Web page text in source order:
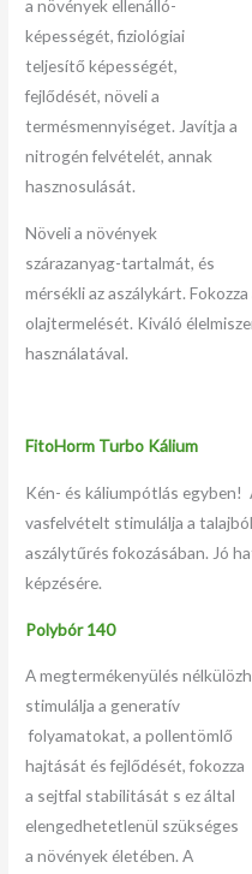
a növények ellenálló-
képességét, fiziológiai
teljesítő képességét,
fejlődését, növeli a
termésmennyiséget. Javítja a
nitrogén felvételét, annak
hasznosulását.
Növeli a növények
szárazanyag-tartalmát, és
mérsékli az aszálykárt.
olajtermelését. Kiváló
használatával.
FitoHorm Turbo Kálium
Kén- és káliumpótlás egyben!
vasfelvételt stimulálja a
aszálytűrés fokozásában. Jó
képzésére.
Polybór 140
A megtermékenyülés
stimulálja a generatív
folyamatokat, a pollentömlő
hajtását és fejlődését, fokozza
a sejtfal stabilitását s ez által
elengedhetetlenül szükséges
a növények életében. A